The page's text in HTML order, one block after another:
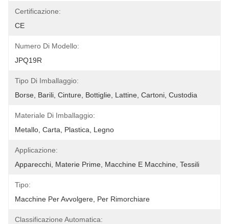
Certificazione:
CE
Numero Di Modello:
JPQ19R
Tipo Di Imballaggio:
Borse, Barili, Cinture, Bottiglie, Lattine, Cartoni, Custodia
Materiale Di Imballaggio:
Metallo, Carta, Plastica, Legno
Applicazione:
Apparecchi, Materie Prime, Macchine E Macchine, Tessili
Tipo:
Macchine Per Avvolgere, Per Rimorchiare
Classificazione Automatica: